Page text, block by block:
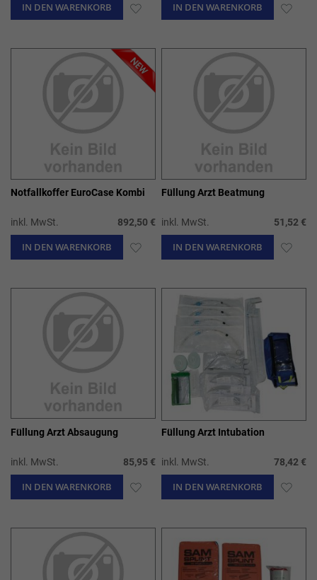
IN DEN WARENKORB ZUR
HINZUFÜGEN
IN DEN WARENKORB ZUR
Notfallkoffer EuroCase Kombi
inkl. MwSt. 892,50 €
IN DEN WARENKORB ZUR
HINZUFÜGEN
Füllung Arzt Beatmung
inkl. MwSt. 51,52 €
IN DEN WARENKORB ZUR
Füllung Arzt Absaugung
inkl. MwSt. 85,95 €
IN DEN WARENKORB ZUR
Füllung Arzt Intubation
inkl. MwSt. 78,42 €
IN DEN WARENKORB ZUR